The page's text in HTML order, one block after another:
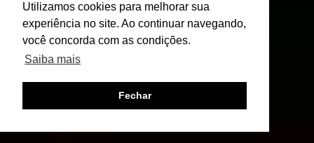
Utilizamos cookies para melhorar sua
experiência no site. Ao continuar navegando,
você concorda com as condições.
Saiba mais
Fechar